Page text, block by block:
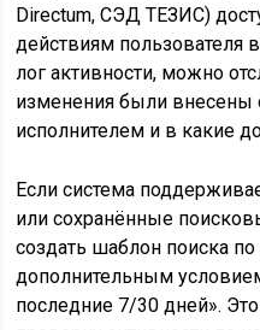
Directum, СЭД ТЕЗИС)
действиям пользователя
лог активности, можно
изменения были внесены
исполнителем и в какие
Если система
или сохранённые
создать шаблон поиска
дополнительным
последние 7/30 дней».